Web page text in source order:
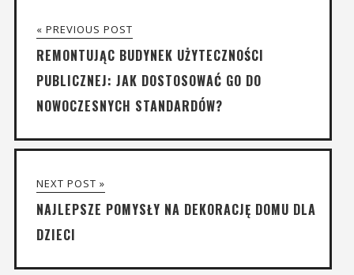
« PREVIOUS POST
REMONTUJĄC BUDYNEK UŻYTECZNOŚCI
PUBLICZNEJ: JAK DOSTOSOWAĆ GO DO
NOWOCZESNYCH STANDARDÓW?
NEXT POST »
NAJLEPSZE POMYSŁY NA DEKORACJĘ DOMU DLA
DZIECI